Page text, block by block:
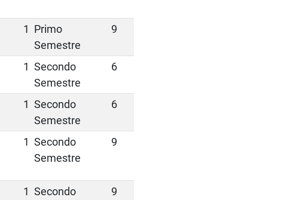
1 Primo
Semestre
9
1 Secondo
Semestre
6
1 Secondo
Semestre
6
1 Secondo
Semestre
9
1 Secondo
9